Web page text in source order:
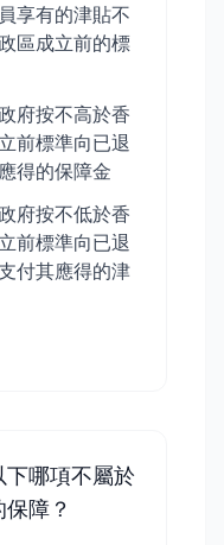
享有的津貼不
區成立前的標
府按不高於香
前標準向已退
得的保障金
府按不低於香
前標準向已退
付其應得的津
哪項不屬於
障？